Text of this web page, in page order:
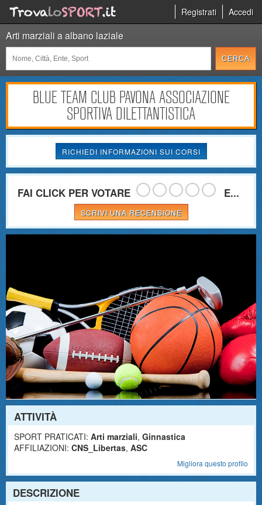
Registrati Accedi
Arti marziali a albano laziale
BLUE TEAM CLUB PAVONA ASSOCIAZIONE
SPORTIVA DILETTANTISTICA
RICHIEDI INFORMAZIONI SUI CORSI
FAI CLICK PER VOTARE E...
SCRIVI UNA RECENSIONE
ATTIVITÀ
SPORT PRATICATI: Arti marziali, Ginnastica
AFFILIAZIONI: CNS_Libertas, ASC
Migliora questo profilo
DESCRIZIONE